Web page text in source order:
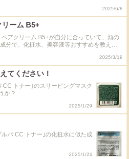
2025/6/8
リーム B5+
アクリーム B5+が自分に合っていて、頬の
せん。 よろしくお願いします。
2025/3/19
てください！
トナー｣のスリーピングマスク
か？
2025/1/29
バ CC トナー｣の化粧水に似た成
2025/1/24